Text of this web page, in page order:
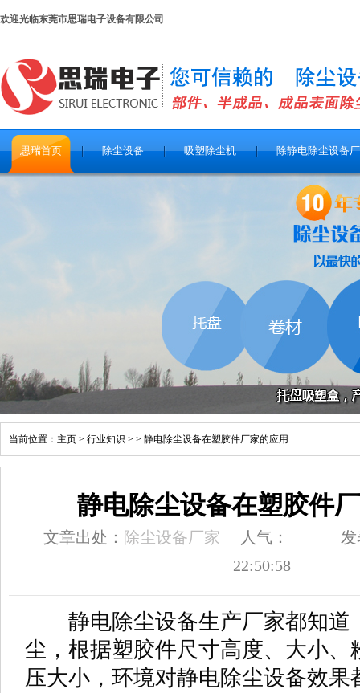
欢迎光临东莞市思瑞电子设备有限公司
思瑞首页 除尘设备 吸塑除尘机 除静电除尘设备
当前位置： 主页 > 行业知识 > > 静电除尘设备在塑胶件厂家的应用
静电除尘设备在塑胶件
文章出处： 除尘设备厂家 人气：
发
22:50:58
静电除尘设备生产厂家都知道
尘，根据塑胶件尺寸高度、大小、
压大小，环境对静电除尘设备效果